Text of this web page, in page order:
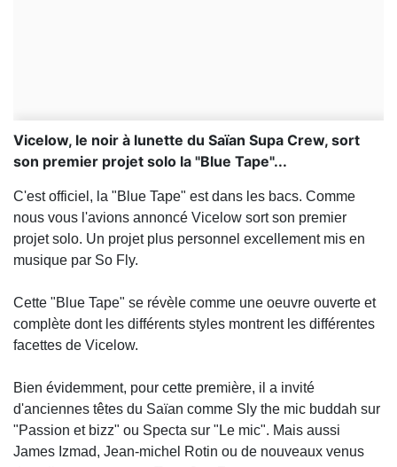
Vicelow, le noir à lunette du Saïan Supa Crew, sort
son premier projet solo la "Blue Tape"...
C'est officiel, la "Blue Tape" est dans les bacs. Comme
nous vous l'avions annoncé Vicelow sort son premier
projet solo. Un projet plus personnel excellement mis en
musique par So Fly.
Cette "Blue Tape" se révèle comme une oeuvre ouverte et
complète dont les différents styles montrent les différentes
facettes de Vicelow.
Bien évidemment, pour cette première, il a invité
d'anciennes têtes du Saïan comme Sly the mic buddah sur
"Passion et bizz" ou Specta sur "Le mic". Mais aussi
James Izmad, Jean-michel Rotin ou de nouveaux venus